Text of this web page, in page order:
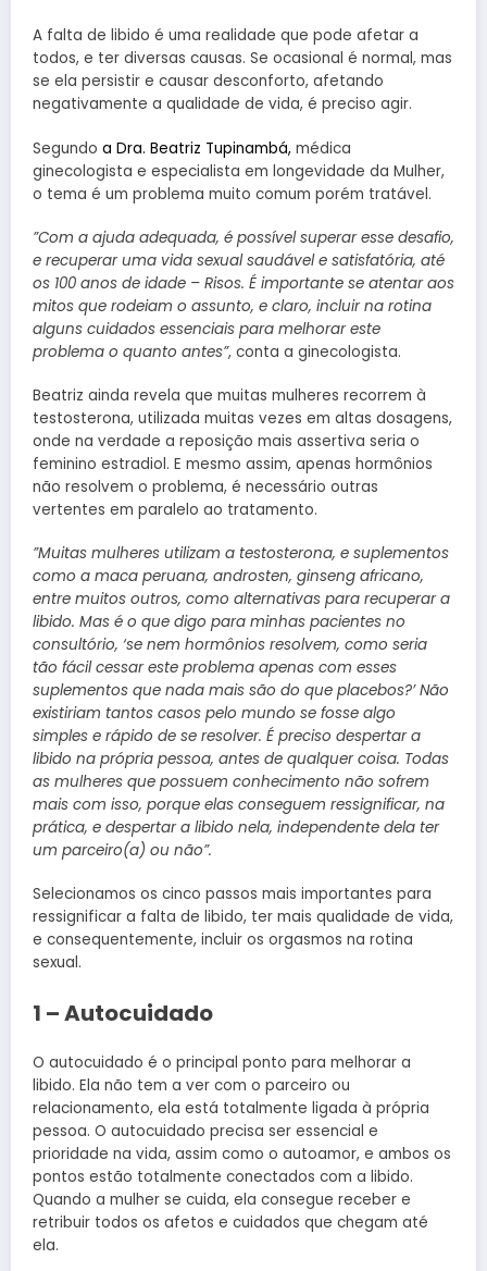
A falta de libido é uma realidade que pode afetar a
todos, e ter diversas causas. Se ocasional é normal, mas
se ela persistir e causar desconforto, afetando
negativamente a qualidade de vida, é preciso agir.
Segundo a Dra. Beatriz Tupinambá, médica
ginecologista e especialista em longevidade da Mulher,
o tema é um problema muito comum porém tratável.
”Com a ajuda adequada, é possível superar esse desafio,
e recuperar uma vida sexual saudável e satisfatória, até
os 100 anos de idade – Risos. É importante se atentar aos
mitos que rodeiam o assunto, e claro, incluir na rotina
alguns cuidados essenciais para melhorar este
problema o quanto antes”, conta a ginecologista.
Beatriz ainda revela que muitas mulheres recorrem à
testosterona, utilizada muitas vezes em altas dosagens,
onde na verdade a reposição mais assertiva seria o
feminino estradiol. E mesmo assim, apenas hormônios
não resolvem o problema, é necessário outras
vertentes em paralelo ao tratamento.
”Muitas mulheres utilizam a testosterona, e suplementos
como a maca peruana, androsten, ginseng africano,
entre muitos outros, como alternativas para recuperar a
libido. Mas é o que digo para minhas pacientes no
consultório, ‘se nem hormônios resolvem, como seria
tão fácil cessar este problema apenas com esses
suplementos que nada mais são do que placebos?’ Não
existiriam tantos casos pelo mundo se fosse algo
simples e rápido de se resolver. É preciso despertar a
libido na própria pessoa, antes de qualquer coisa. Todas
as mulheres que possuem conhecimento não sofrem
mais com isso, porque elas conseguem ressignificar, na
prática, e despertar a libido nela, independente dela ter
um parceiro(a) ou não”.
Selecionamos os cinco passos mais importantes para
ressignificar a falta de libido, ter mais qualidade de vida,
e consequentemente, incluir os orgasmos na rotina
sexual.
1 – Autocuidado
O autocuidado é o principal ponto para melhorar a
libido. Ela não tem a ver com o parceiro ou
relacionamento, ela está totalmente ligada à própria
pessoa. O autocuidado precisa ser essencial e
prioridade na vida, assim como o autoamor, e ambos os
pontos estão totalmente conectados com a libido.
Quando a mulher se cuida, ela consegue receber e
retribuir todos os afetos e cuidados que chegam até
ela.